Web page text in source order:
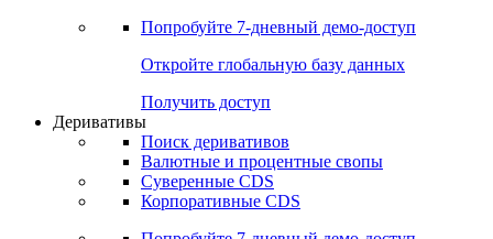
Попробуйте 7-дневный демо-доступ
Откройте глобальную базу данных
Получить доступ
Деривативы
Поиск деривативов
Валютные и процентные свопы
Суверенные CDS
Корпоративные CDS